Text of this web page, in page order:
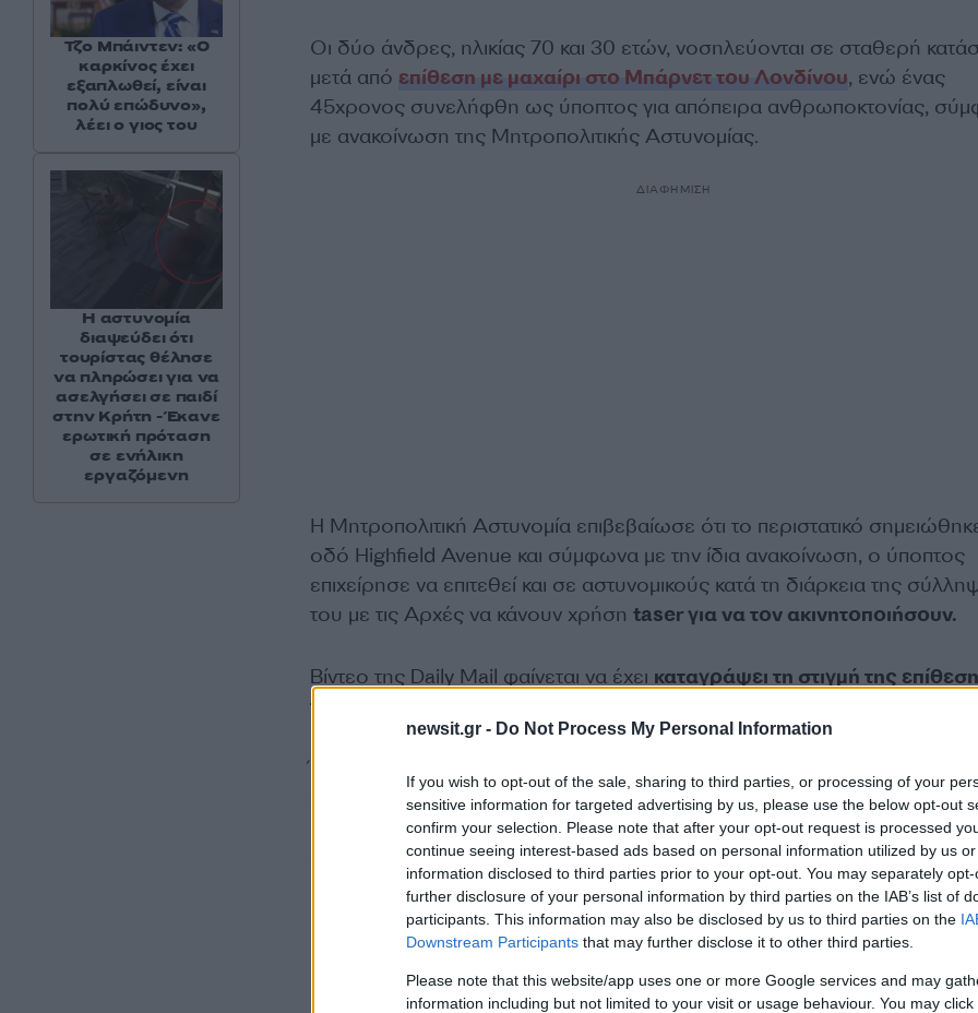
newsit.gr - Do Not Process My Personal Information
If you wish to opt-out of the sale, sharing to third parties, or processing of your
sensitive information for targeted advertising by us, please use the below opt-out
confirm your selection. Please note that after your opt-out request is processed
continue seeing interest-based ads based on personal information utilized by us
information disclosed to third parties prior to your opt-out. You may separately
further disclosure of your personal information by third parties on the IAB’s list of
participants. This information may also be disclosed by us to third parties on the
Downstream Participants that may further disclose it to other third parties.
Please note that this website/app uses one or more Google services and may
information including but not limited to your visit or usage behaviour. You may
Οι δύο άνδρες, ηλικίας 70 και 30 ετών, νοσηλεύονται σε σταθερή
μετά από επίθεση με μαχαίρι στο Μπάρνετ του Λονδίνου, ενώ ένας
45χρονος συνελήφθη ως ύποπτος για απόπειρα ανθρωποκτονίας,
με ανακοίνωση της Μητροπολιτικής Αστυνομίας.
ΔΙΑΦΗΜΙΣΗ
Η Μητροπολιτική Αστυνομία επιβεβαίωσε ότι το περιστατικό
οδό Highfield Avenue και σύμφωνα με την ίδια ανακοίνωση, ο ύποπτος
επιχείρησε να επιτεθεί και σε αστυνομικούς κατά τη διάρκεια της
του με τις Αρχές να κάνουν χρήση taser για να τον ακινητοποιήσουν.
Βίντεο της Daily Mail φαίνεται να έχει καταγράψει τη στιγμή της
της σύλληψης του άνδρα.
από το σπίτι του και τόνισε πως «ο ένας άνδρας μαχαιρώθηκε έξω από
καταστήματα και ο άλλος δέχτηκε επίθεση σε έναν παράδρομο, έξω
συναγωγή».
Τζο Μπάιντεν: «Ο
καρκίνος έχει
εξαπλωθεί, είναι
πολύ επώδυνο»,
λέει ο γιος του
Η αστυνομία
διαψεύδει ότι
τουρίστας θέλησε
να πληρώσει για να
ασελγήσει σε παιδί
στην Κρήτη - Έκανε
ερωτική πρόταση
σε ενήλικη
εργαζόμενη